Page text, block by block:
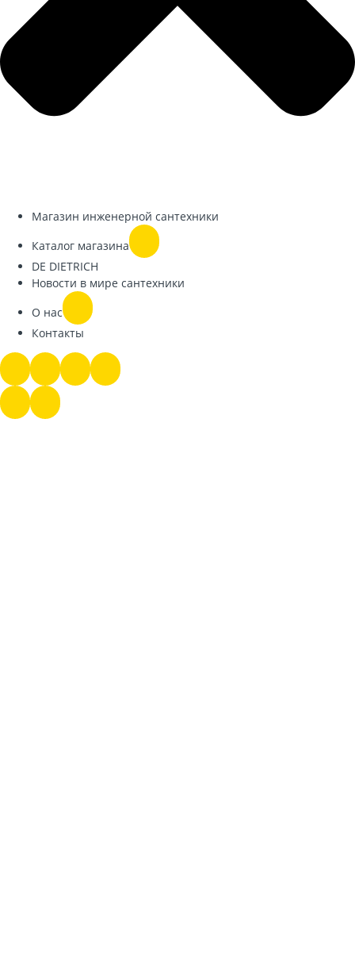
Магазин инженерной сантехники
Каталог магазина
DE DIETRICH
Новости в мире сантехники
О нас
Контакты